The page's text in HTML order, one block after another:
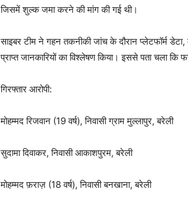
जिसमें शुल्क जमा करने की मांग की गई थी।
साइबर टीम ने गहन तकनीकी जांच के दौरान प्लेटफॉर्म
प्राप्त जानकारियों का विश्लेषण किया। इससे पता चला
गिरफ्तार आरोपी:
मोहम्मद रिजवान (19 वर्ष), निवासी ग्राम मुल्लापुर, बरेली
सुदामा दिवाकर, निवासी आकाशपुरम, बरेली
मोहम्मद फ़राज़ (18 वर्ष), निवासी बनखाना, बरेली